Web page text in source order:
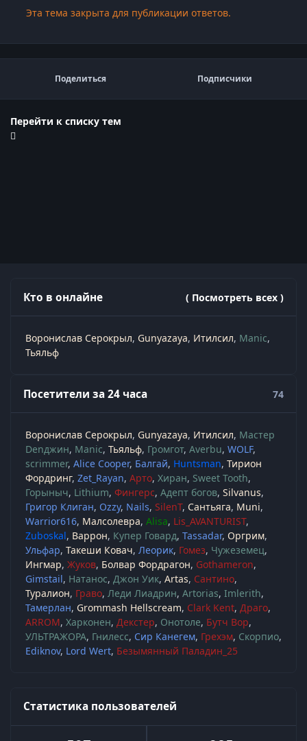
Эта тема закрыта для публикации ответов.
Поделиться Подписчики
Перейти к списку тем
Кто в онлайне ( Посмотреть всех )
Воронислав Серокрыл Gunyazaya Итилсил Manic
Тьяльф
Посетители за 24 часа 74
Воронислав Серокрыл Gunyazaya Итилсил Мастер
Denджин Manic Тьяльф Громгот Averbu WOLF
scrimmer Alice Cooper Балгай Huntsman Тирион
Фордринг Zet_Rayan Арто Хиран Sweet Tooth
Горыныч Lithium Фингерс Адепт богов Silvanus
Григор Клиган Ozzy Nails SilenT Сантьяга Muni
Warrior616 Малсолевра Alisa Lis_AVANTURIST
Zuboskal Варрон Купер Говард Tassadar Оргрим
Ульфар Такеши Ковач Леорик Гомез Чужеземец
Ингмар Жуков Болвар Фордрагон Gothameron
Gimstail Натанос Джон Уик Artas Сантино
Туралион Граво Леди Лиадрин Artorias Imlerith
Тамерлан Grommash Hellscream Clark Kent Драго
ARROM Харконен Декстер Онотоле Бутч Вор
УЛЬТРАЖОРА Гнилесс Сир Канегем Грехэм Скорпио
Ediknov Lord Wert Безымянный Паладин_25
Статистика пользователей